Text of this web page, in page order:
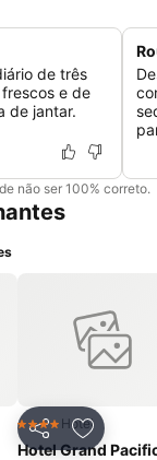
de três
e de
de jantar.
não ser 100% correto.
favoritos
Partilhar
4 EstrelasHotel
Hotel Grand